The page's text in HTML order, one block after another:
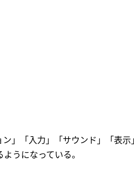
」「入力」「サウンド」「表
うになっている。